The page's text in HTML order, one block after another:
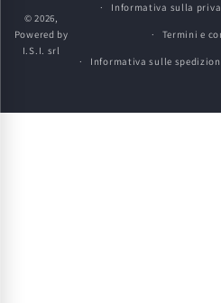
© 2026,
Powered by
I.S.I. srl
Informativa sulla
Termini e
Informativa sulle